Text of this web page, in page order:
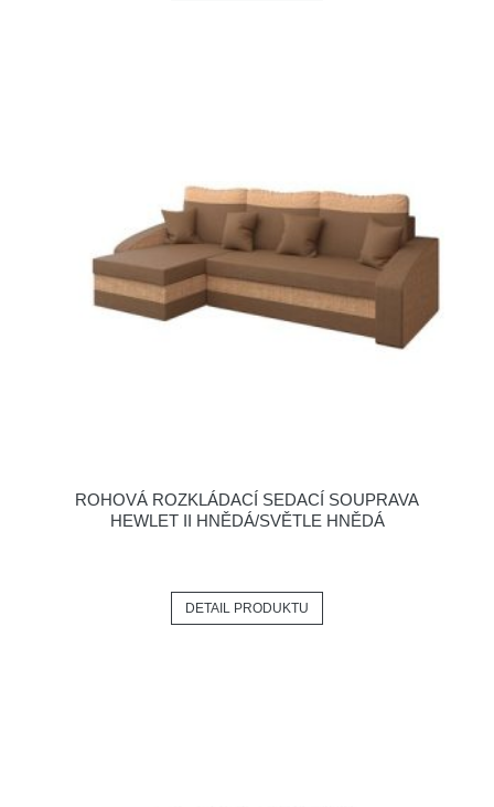
ROHOVÁ ROZKLÁDACÍ SEDACÍ SOUPRAVA
HEWLET II HNĚDÁ/SVĚTLE HNĚDÁ
DETAIL PRODUKTU